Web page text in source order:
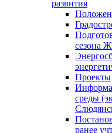
развития
сезона
Проекты
среды
ранее